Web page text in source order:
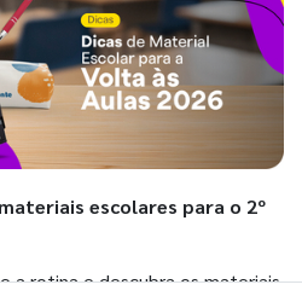
escolares para o 2º
a rotina e descubra os materiais